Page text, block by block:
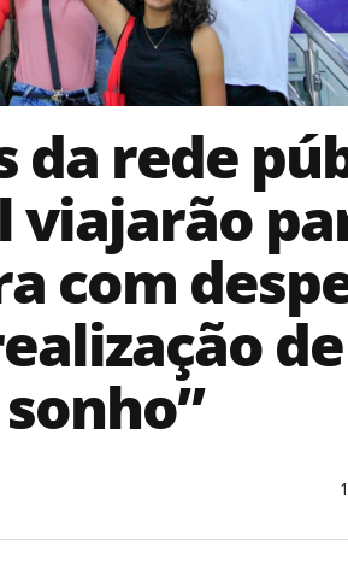
da rede
viajarão
com
sonho”